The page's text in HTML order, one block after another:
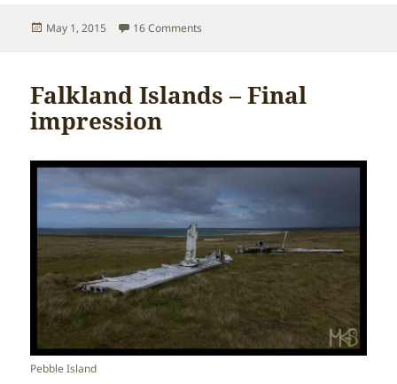
Posted
May 1, 2015 16 Comments
Falkland Islands – Final
impression
Pebble Island